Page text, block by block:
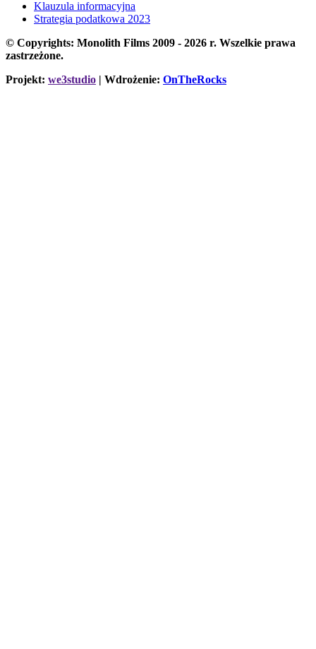
Klauzula informacyjna
Strategia podatkowa 2023
© Copyrights: Monolith Films 2009 - 2026 r. Wszelkie prawa
zastrzeżone.
Projekt: we3studio | Wdrożenie: OnTheRocks